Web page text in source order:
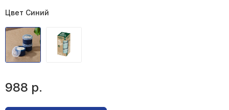
Цвет Синий
988 р.